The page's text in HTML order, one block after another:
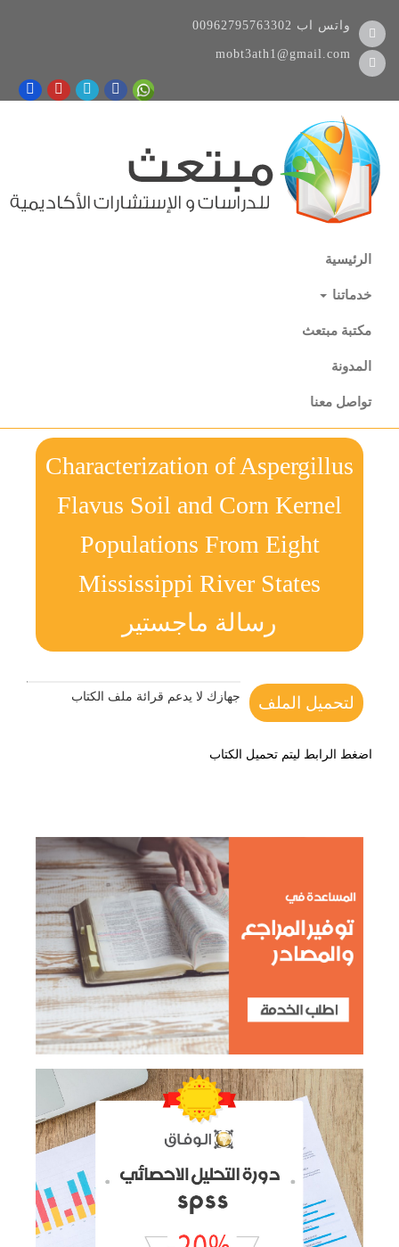
00962795763302 واتس اب
mobt3ath1@gmail.com
الرئيسية
خدماتنا
مكتبة مبتعث
المدونة
تواصل معنا
Characterization of Aspergillus
Flavus Soil and Corn Kernel
Populations From Eight
Mississippi River States
رسالة ماجستير
لتحميل الملف جهازك لا يدعم قرائة ملف الكتاب
اضغط الرابط ليتم تحميل الكتاب